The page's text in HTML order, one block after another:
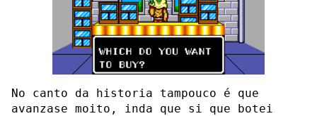
No canto da historia tampouco é que
avanzase moito, inda que si que botei